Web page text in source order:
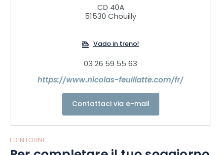
Un'esperienza personalizzata per rendere il momento dello
CD 40A
51530 Chouilly
Vado in treno!
03 26 59 55 63
https://www.nicolas-feuillatte.com/fr/
Contattaci via e-mail
I DINTORNI